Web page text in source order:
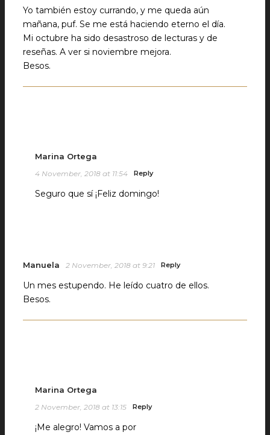
Yo también estoy currando, y me queda aún
mañana, puf. Se me está haciendo eterno el día.
Mi octubre ha sido desastroso de lecturas y de
reseñas. A ver si noviembre mejora.
Besos.
Marina Ortega
4 November, 2018 at 11:54 Reply
Seguro que sí ¡Feliz domingo!
Manuela 2 November, 2018 at 9:21 Reply
Un mes estupendo. He leído cuatro de ellos.
Besos.
Marina Ortega
2 November, 2018 at 13:15 Reply
¡Me alegro! Vamos a por